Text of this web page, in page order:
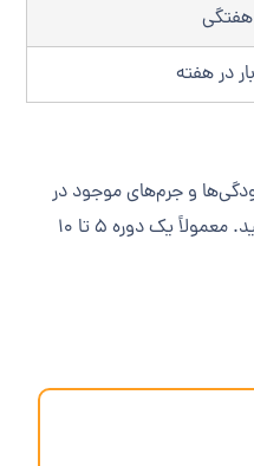
هفتگی
در هفته
و جرم‌های موجود در
کوچکترین منافذ پلاک را از بین ببرد. برای استفاده از این دستگاه، کافی است پلاک‌ها را داخل محفظه دستگاه که حاوی آب و محلول مخصوص است قرار دهید و دستگاه را روشن کنید. معمولاً یک دوره 5 تا 10